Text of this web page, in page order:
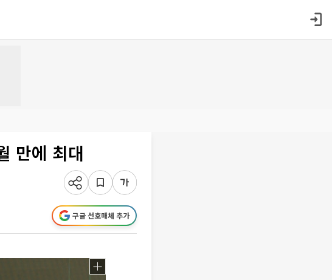
만에 최대
구글 선호매체 추가